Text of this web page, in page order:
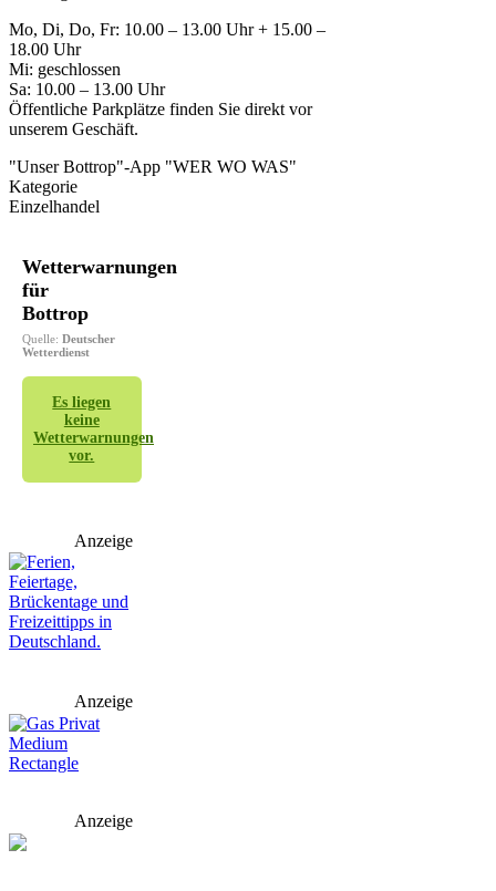
Mo, Di, Do, Fr: 10.00 – 13.00 Uhr + 15.00 –
18.00 Uhr
Mi: geschlossen
Sa: 10.00 – 13.00 Uhr
Öffentliche Parkplätze finden Sie direkt vor
unserem Geschäft.
"Unser Bottrop"-App "WER WO WAS"
Kategorie
Einzelhandel
Wetterwarnungen
für
Bottrop
Quelle: Deutscher
Wetterdienst
Es liegen
keine
Wetterwarnungen
vor.
Anzeige
Anzeige
Anzeige